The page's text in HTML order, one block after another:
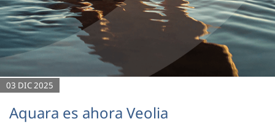
03 DIC 2025
Aquara es ahora Veolia